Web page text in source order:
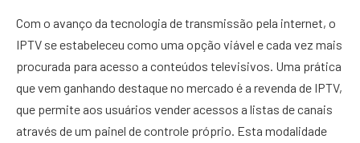
Com o avanço da tecnologia de transmissão pela internet, o
IPTV se estabeleceu como uma opção viável e cada vez mais
procurada para acesso a conteúdos televisivos. Uma prática
que vem ganhando destaque no mercado é a revenda de IPTV,
que permite aos usuários vender acessos a listas de canais
através de um painel de controle próprio. Esta modalidade